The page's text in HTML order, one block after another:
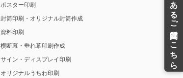
ポスター印刷
封筒印刷・オリジナル封筒作成
資料印刷
横断幕・垂れ幕印刷作成
サイン・ディスプレイ印刷
オリジナルうちわ印刷